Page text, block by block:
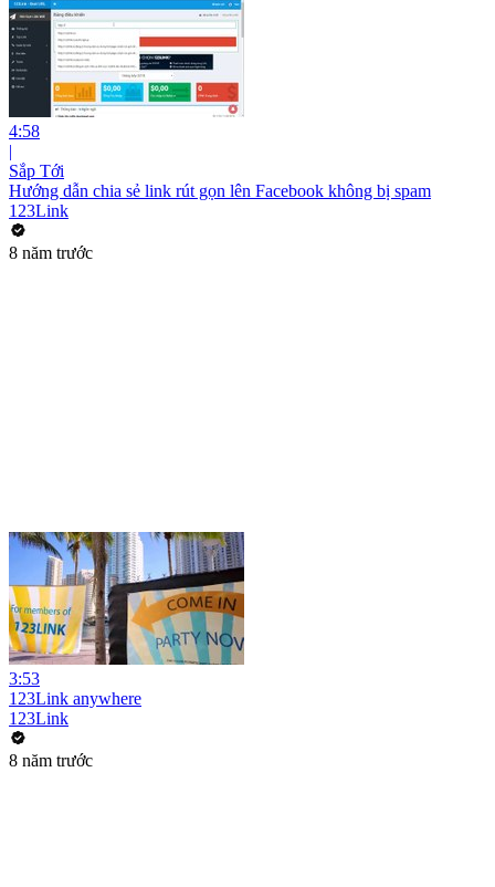
4:58
|
Sắp Tới
Hướng dẫn chia sẻ link rút gọn lên Facebook không bị spam
123Link
8 năm trước
3:53
123Link anywhere
123Link
8 năm trước